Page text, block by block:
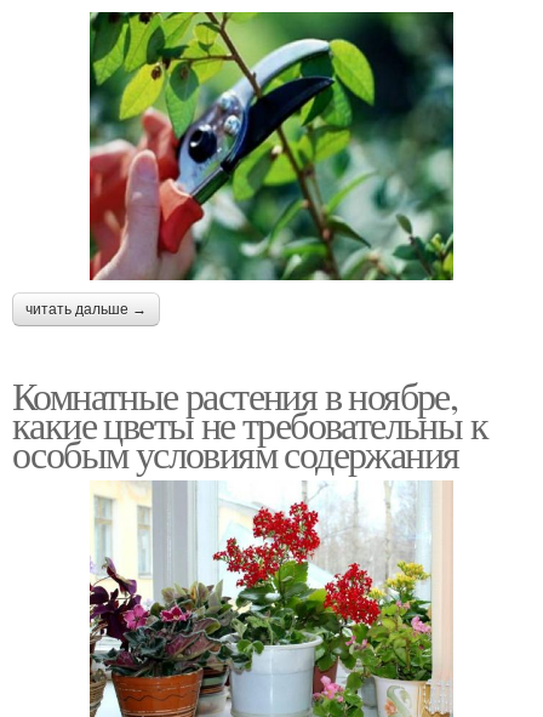
читать дальше →
Комнатные растения в ноябре,
какие цветы не требовательны к
особым условиям содержания